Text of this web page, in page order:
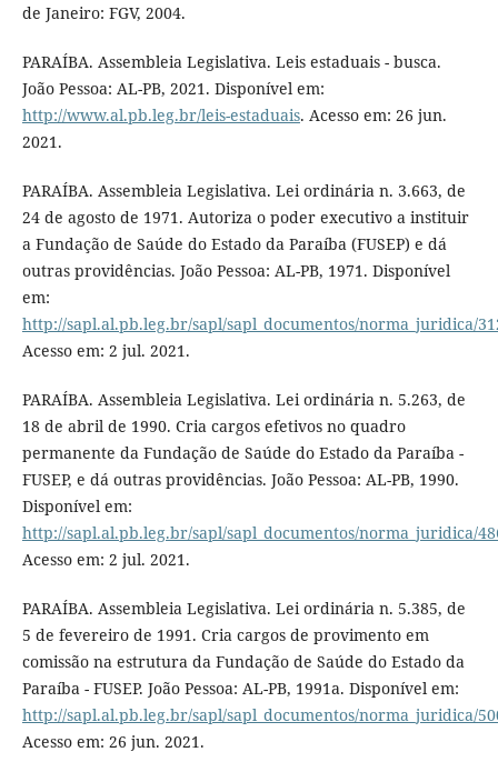
de Janeiro: FGV, 2004.
PARAÍBA. Assembleia Legislativa. Leis estaduais - busca.
João Pessoa: AL-PB, 2021. Disponível em:
http://www.al.pb.leg.br/leis-estaduais. Acesso em: 26 jun.
2021.
PARAÍBA. Assembleia Legislativa. Lei ordinária n. 3.663, de
24 de agosto de 1971. Autoriza o poder executivo a instituir
a Fundação de Saúde do Estado da Paraíba (FUSEP) e dá
outras providências. João Pessoa: AL-PB, 1971. Disponível
em:
http://sapl.al.pb.leg.br/sapl/sapl_documentos/norma_juridica/
Acesso em: 2 jul. 2021.
PARAÍBA. Assembleia Legislativa. Lei ordinária n. 5.263, de
18 de abril de 1990. Cria cargos efetivos no quadro
permanente da Fundação de Saúde do Estado da Paraíba -
FUSEP, e dá outras providências. João Pessoa: AL-PB, 1990.
Disponível em:
http://sapl.al.pb.leg.br/sapl/sapl_documentos/norma_juridica/
Acesso em: 2 jul. 2021.
PARAÍBA. Assembleia Legislativa. Lei ordinária n. 5.385, de
5 de fevereiro de 1991. Cria cargos de provimento em
comissão na estrutura da Fundação de Saúde do Estado da
Paraíba - FUSEP. João Pessoa: AL-PB, 1991a. Disponível em:
http://sapl.al.pb.leg.br/sapl/sapl_documentos/norma_juridica/
Acesso em: 26 jun. 2021.